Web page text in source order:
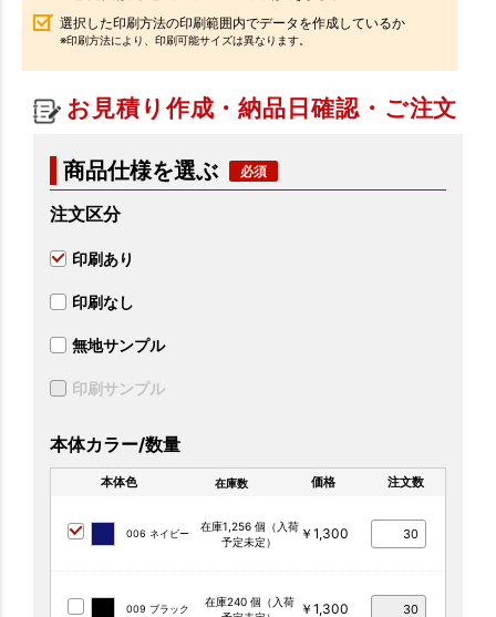
選択した印刷方法の印刷範囲内でデータを作成しているか
※印刷方法により、印刷可能サイズは異なります。
お見積り作成・納品日確認・ご注文
商品仕様を選ぶ
注文区分
印刷あり
印刷なし
無地サンプル
印刷サンプル
本体カラー/数量
本体色 在庫数 価格 注文数
006 ネイビー
在庫1,256 個（入荷
予定未定）
￥1,300
009 ブラック
在庫240 個（入荷
￥1,300